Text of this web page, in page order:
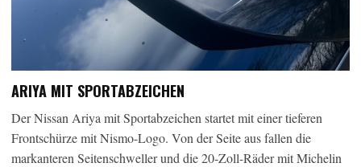
ARIYA MIT SPORTABZEICHEN
Der Nissan Ariya mit Sportabzeichen startet mit einer tieferen
Frontschürze mit Nismo-Logo. Von der Seite aus fallen die
markanteren Seitenschweller und die 20-Zoll-Räder mit Michelin